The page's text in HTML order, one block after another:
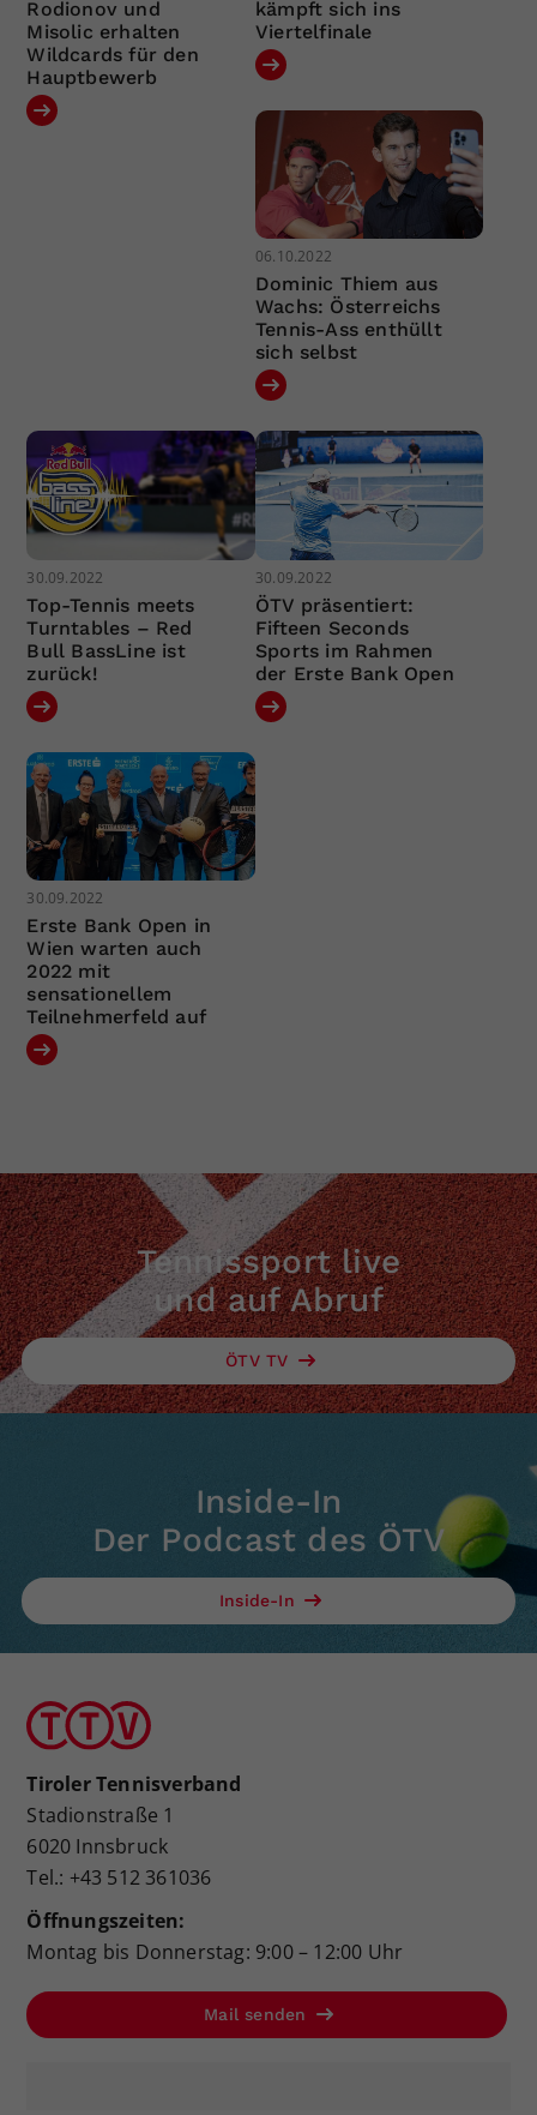
Rodionov und
Misolic erhalten
Wildcards für den
Hauptbewerb
kämpft sich ins
Viertelfinale
06.10.2022
Dominic Thiem aus
Wachs: Österreichs
Tennis-Ass enthüllt
sich selbst
30.09.2022
Top-Tennis meets
Turntables – Red
Bull BassLine ist
zurück!
30.09.2022
ÖTV präsentiert:
Fifteen Seconds
Sports im Rahmen
der Erste Bank Open
30.09.2022
Erste Bank Open in
Wien warten auch
2022 mit
sensationellem
Teilnehmerfeld auf
Tennissport live
und auf Abruf
ÖTV TV
Inside-In
Der Podcast des ÖTV
Inside-In
Tiroler Tennisverband
Stadionstraße 1
6020 Innsbruck
Tel.: +43 512 361036
Öffnungszeiten:
Montag bis Donnerstag: 9:00 – 12:00 Uhr
Mail senden